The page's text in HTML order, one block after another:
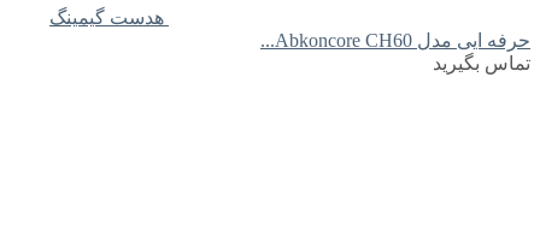
هدست گیمینگ
حرفه ایی مدل Abkoncore CH60...
تماس بگیرید